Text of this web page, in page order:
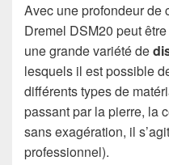
Avec une profondeur de
Dremel DSM20 peut
une grande variété de
lesquels il est possible
différents types de
passant par la pierre, la
sans exagération, il
professionnel).